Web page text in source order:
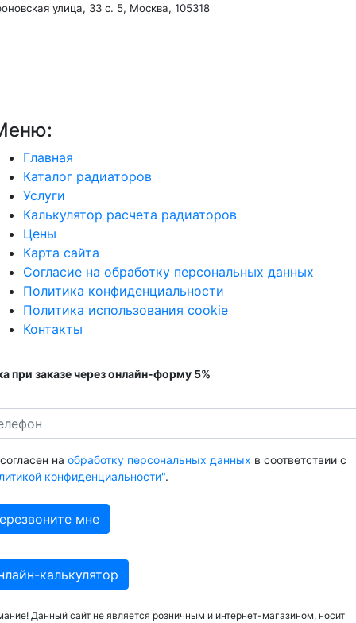
улица, 33 с. 5, Москва, 105318
Главная
Каталог радиаторов
Услуги
Калькулятор расчета радиаторов
Цены
Карта сайта
Согласие на обработку персональных данных
Политика конфиденциальности
Политика использования cookie
Контакты
при заказе через онлайн-форму 5%
на обработку персональных данных в соответствии с
конфиденциальности".
калькулятор
Данный сайт не является розничным и интернет-магазином, носит